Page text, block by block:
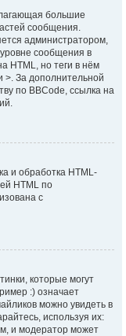
большие
сообщения.
администратором,
сообщения в
HTML, но теги в нём
>. За дополнительной
по BBCode, ссылка на
и обработка HTML-
HTML по
с
которые могут
:) означает
можно увидеть в
используя их:
и модератор может